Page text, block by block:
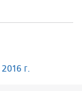
г.